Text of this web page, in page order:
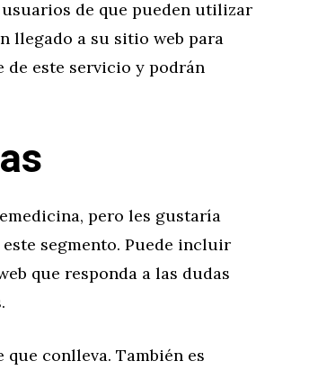
de que pueden utilizar
llegado a su sitio web para
de este servicio y podrán
pero les gustaría
segmento. Puede incluir
que responda a las dudas
conlleva. También es